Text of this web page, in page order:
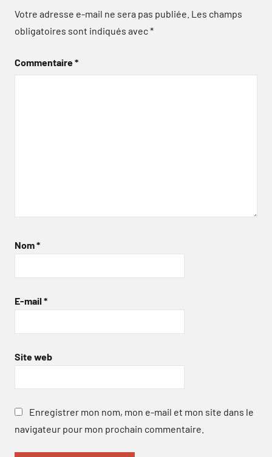
Votre adresse e-mail ne sera pas publiée. Les champs
obligatoires sont indiqués avec*
Commentaire*
Nom*
E-mail *
Site web
Enregistrer mon nom, mon e-mail et mon site dans le
navigateur pour mon prochain commentaire.